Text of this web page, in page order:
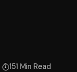
151 Min Read